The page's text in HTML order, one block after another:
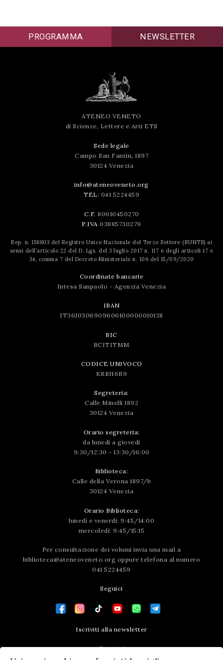
PROGRAMMA NEWSLETTER
ATENEO VENETO
di Scienze, Lettere e Arti ETS
Sede legale
Campo San Fantin, 1897
30124 Venezia
info@ateneoveneto.org
TEL: 041 5224459
C.F. 80010450270
P.IVA 03885730279
Rep. n. 158803 del Registro Unico Nazionale del Terzo Settore (RUNTS) ai
sensi dell’articolo 22 del D. Lgs. del 3 luglio 2017 n. 117 e degli articoli 17 e
34, comma 7 del Decreto Ministeriale n. 106 del 15/09/2020
Coordinate bancarie
Intesa Sanpaolo - Agenzia Venezia
IBAN
IT36J0306909606100000010138
BIC
BCITITMM
CODICE UNIVOCO
KRRH6B9
Segreteria:
Calle Minelli 1892
30124 Venezia
Orario segreteria:
da lunedì a giovedì
9:30/12:30 - 13:30/16:00
Biblioteca:
Calle della Verona 1897/b
30124 Venezia
Orario Biblioteca:
lunedì e venerdì: 9:45/14:00
mercoledì: 9:45/15:15
Per consultazione dei volumi invia una mail a
biblioteca@ateneoveneto.org oppure telefona al numero
041 5224459
Seguici
Iscriviti alla newsletter
Contatti